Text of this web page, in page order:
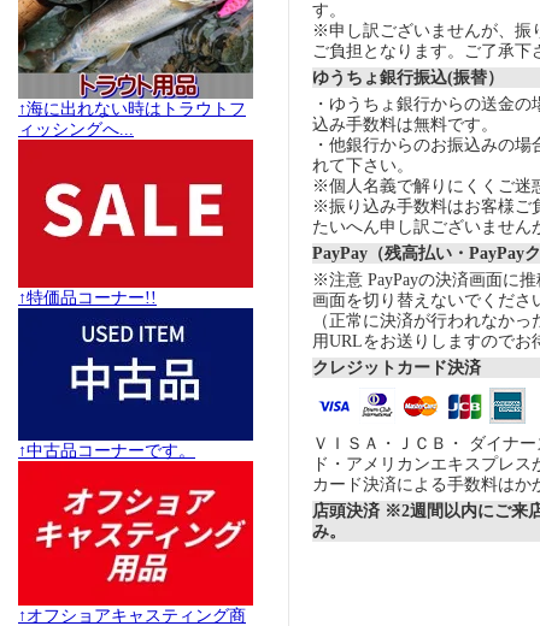
↑海に出れない時はトラウトフ
ィッシングへ...
↑特価品コーナー!!
↑中古品コーナーです。
↑オフショアキャスティング商
す。
※申し訳ございませんが、振
ご負担となります。ご了承下
ゆうちょ銀行振込(振替）
・ゆうちょ銀行からの送金
込み手数料は無料です。
・他銀行からのお振込みの場
れて下さい。
※個人名義で解りにくくご迷
※振り込み手数料はお客様ご
たいへん申し訳ございません
PayPay（残高払い・PayPay
※注意 PayPayの決済画面に
画面を切り替えないでくださ
（正常に決済が行われなか
用URLをお送りしますのでお
クレジットカード決済
ＶＩＳＡ・ＪＣＢ・ ダイナ
ド・アメリカンエキスプレ
カード決済による手数料はか
店頭決済 ※2週間以内にご来
み。